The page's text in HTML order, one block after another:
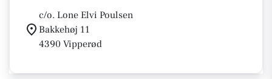
c/o. Lone Elvi Poulsen
Bakkehøj 11
4390 Vipperød